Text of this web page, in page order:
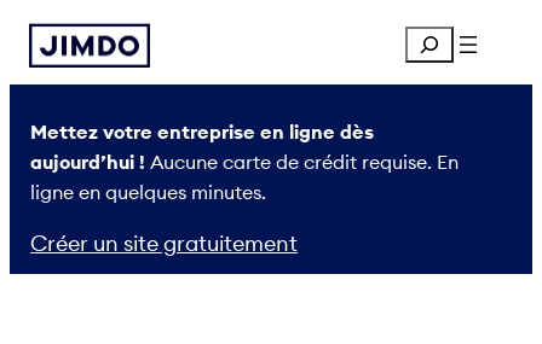
Aller
au
contenu
Search
Mettez votre entreprise en ligne dès
aujourd’hui !Aucune carte de crédit requise. En
ligne en quelques minutes.
Créer un site gratuitement